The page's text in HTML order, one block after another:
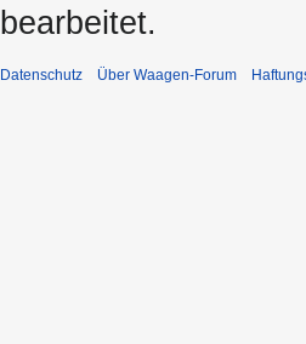
bearbeitet.
Datenschutz Über Waagen-Forum